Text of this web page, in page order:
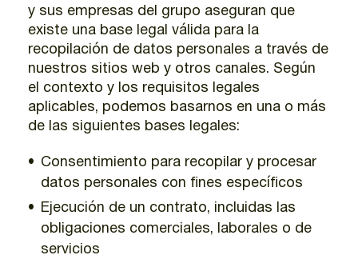
y sus empresas del grupo aseguran que
existe una base legal válida para la
recopilación de datos personales a través de
nuestros sitios web y otros canales. Según
el contexto y los requisitos legales
aplicables, podemos basarnos en una o más
de las siguientes bases legales:
Consentimiento para recopilar y procesar
datos personales con fines específicos
Ejecución de un contrato, incluidas las
obligaciones comerciales, laborales o de
servicios